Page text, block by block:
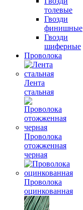
толевые
Гвозди
финишные
Гвозди
шиферные
Проволока
Лента
стальная
Проволока
отожженная
черная
Проволока
оцинкованная